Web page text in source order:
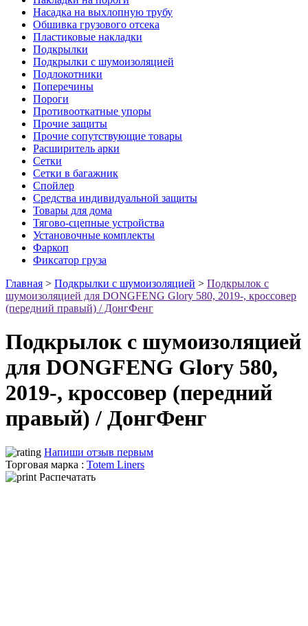
Насадка на выхлопную трубу
Обшивка грузового отсека
Пластиковые накладки
Подкрылки
Подкрылки с шумоизоляцией
Подлокотники
Поперечины
Пороги
Противооткатные упоры
Прочие защиты
Прочие сопутствующие товары
Расширитель арки
Сетки
Сетки в багажник
Спойлер
Средства индивидуальной защиты
Товары для дома
Тягово-сцепные устройства
Установочные комплекты
Фаркоп
Фиксатор груза
Главная > Подкрылки с шумоизоляцией > Подкрылок с
шумоизоляцией для DONGFENG Glory 580, 2019-, кроссовер
(передний правый) / ДонгФенг
Подкрылок с шумоизоляцией
для DONGFENG Glory 580,
2019-, кроссовер (передний
правый) / ДонгФенг
Напиши отзыв первым
Торговая марка : Totem Liners
Распечатать